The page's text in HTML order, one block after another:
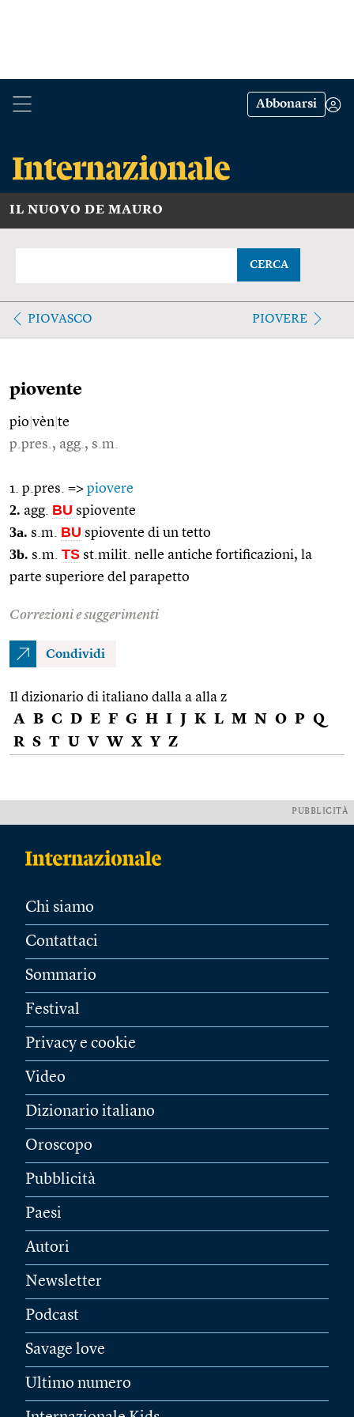
Abbonarsi
IL NUOVO DE MAURO
CERCA
PIOVASCO PIOVERE
piovente
pio vèn te
p.pres., agg., s.m.
1. p.pres. => piovere
2. agg. BU spiovente
3a. s.m. BU spiovente di un tetto
3b. s.m. TS st.milit. nelle antiche fortificazioni, la
parte superiore del parapetto
Correzioni e suggerimenti
Condividi
Il dizionario di italiano dalla a alla z
A B C D E F G H I J K L M N O P Q
R S T U V W X Y Z
PUBBLICITÀ
Chi siamo
Contattaci
Sommario
Festival
Privacy e cookie
Video
Dizionario italiano
Oroscopo
Pubblicità
Paesi
Autori
Newsletter
Podcast
Savage love
Ultimo numero